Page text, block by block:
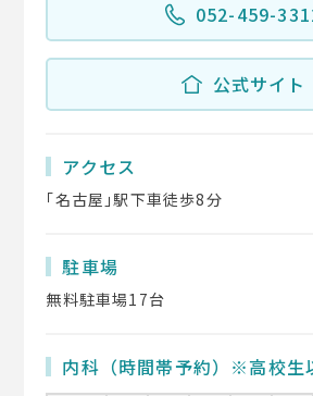
052-459-
公式サイト
アクセス
｢名古屋｣駅下車徒歩8分
駐車場
無料駐車場17台
内科（時間帯予約）※高校生